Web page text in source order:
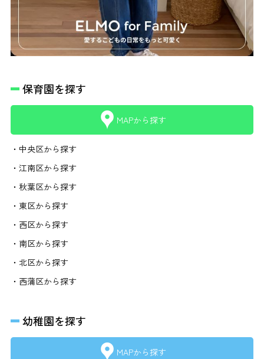
保育園を探す
MAPから探す
・中央区から探す
・江南区から探す
・秋葉区から探す
・東区から探す
・西区から探す
・南区から探す
・北区から探す
・西蒲区から探す
幼稚園を探す
MAPから探す